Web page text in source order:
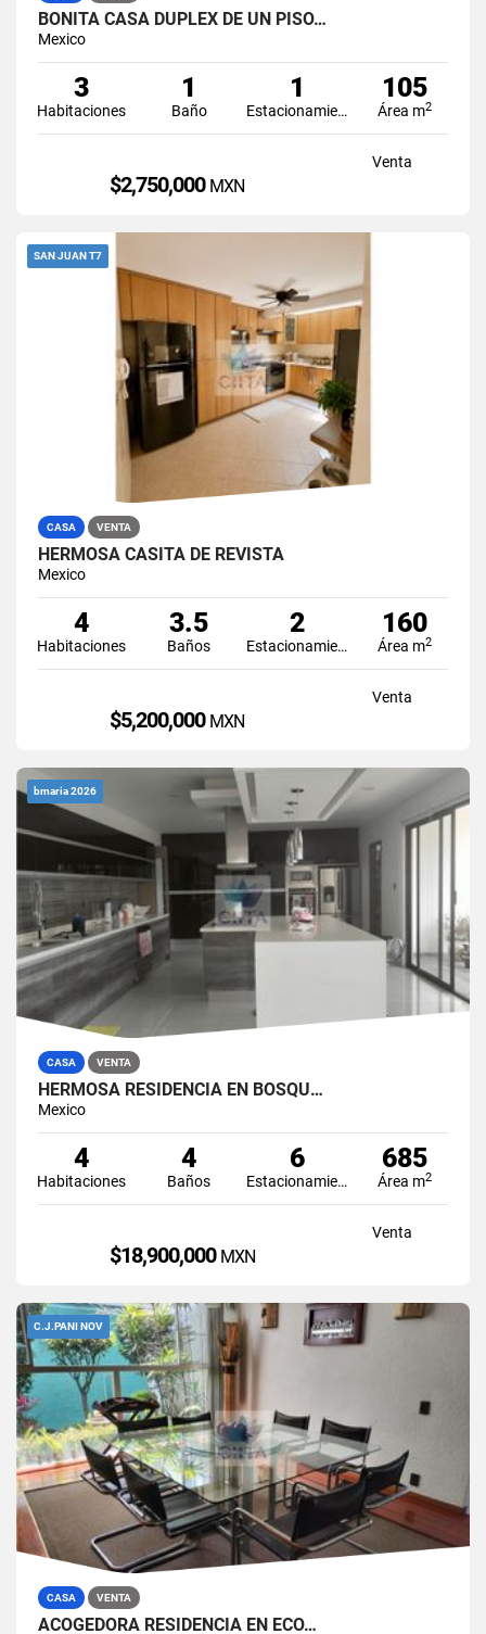
BONITA CASA DUPLEX DE UN PISO…
Mexico
3
Habitaciones
1
Baño
1
Estacionamiento
105
Área m2
Venta
$2,750,000 MXN
SAN JUAN T7
CASA VENTA
HERMOSA CASITA DE REVISTA
Mexico
4
Habitaciones
3.5
Baños
2
Estacionamiento
160
Área m2
Venta
$5,200,000 MXN
bmaria 2026
CASA VENTA
HERMOSA RESIDENCIA EN BOSQU…
Mexico
4
Habitaciones
4
Baños
6
Estacionamiento
685
Área m2
Venta
$18,900,000 MXN
C.J.PANI NOV
CASA VENTA
ACOGEDORA RESIDENCIA EN ECO…